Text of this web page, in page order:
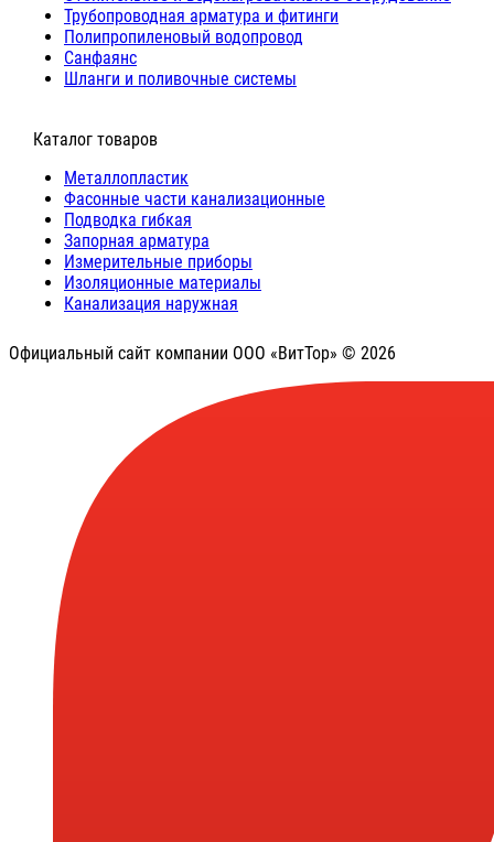
Трубопроводная арматура и фитинги
Полипропиленовый водопровод
Санфаянс
Шланги и поливочные системы
⠀Каталог товаров
Металлопластик
Фасонные части канализационные
Подводка гибкая
Запорная арматура
Измерительные приборы
Изоляционные материалы
Канализация наружная
Официальный сайт компании ООО «ВитТор» © 2026